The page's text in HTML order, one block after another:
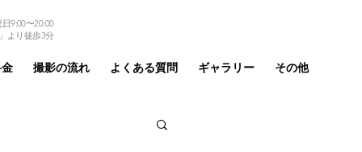
9:00〜20:00
より徒歩3分
撮影の流れ よくある質問 ギャラリー その他